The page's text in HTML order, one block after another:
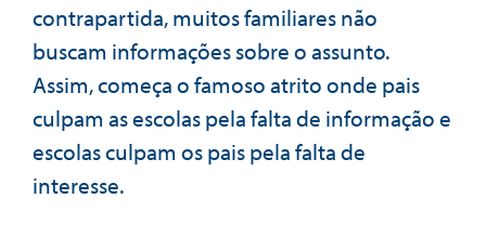
contrapartida, muitos familiares não
buscam informações sobre o assunto.
Assim, começa o famoso atrito onde pais
culpam as escolas pela falta de informação e
escolas culpam os pais pela falta de
interesse.